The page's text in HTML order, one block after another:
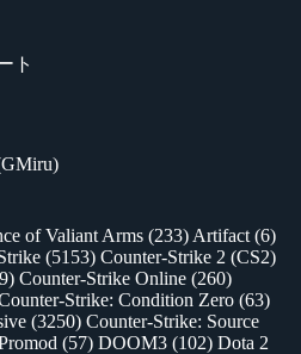
ト
of Valiant Arms (233) Artifact (6)
(5153) Counter-Strike 2 (CS2)
Counter-Strike Online (260)
Strike: Condition Zero (63)
(3250) Counter-Strike: Source
(57) DOOM3 (102) Dota 2